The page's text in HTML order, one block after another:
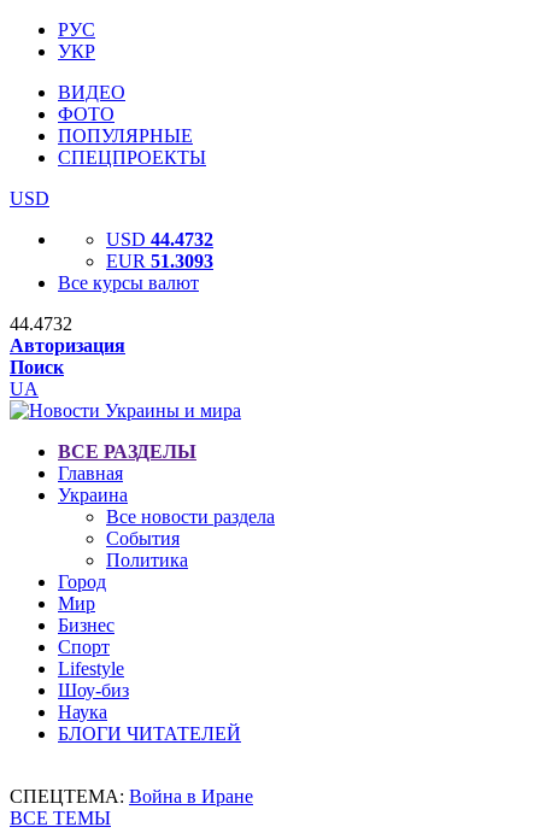
РУС
УКР
ВИДЕО
ФОТО
ПОПУЛЯРНЫЕ
СПЕЦПРОЕКТЫ
USD
USD 44.4732
EUR 51.3093
Все курсы валют
44.4732
Авторизация
Поиск
UA
ВСЕ РАЗДЕЛЫ
Главная
Украина
Все новости раздела
События
Политика
Город
Мир
Бизнес
Спорт
Lifestyle
Шоу-биз
Наука
БЛОГИ ЧИТАТЕЛЕЙ
СПЕЦТЕМА: Война в Иране
ВСЕ ТЕМЫ